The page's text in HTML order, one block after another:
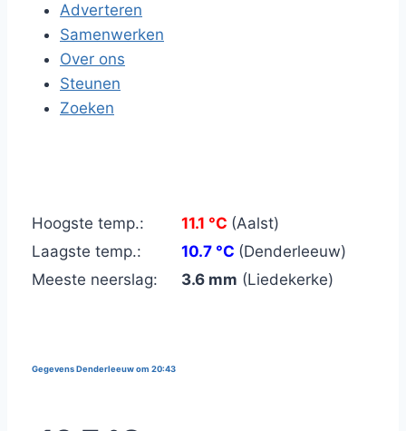
Adverteren
Samenwerken
Over ons
Steunen
Zoeken
Hoogste temp.: 11.1 °C (Aalst)
Laagste temp.:
10.7 °C (Denderleeuw)
Meeste neerslag:
3.6 mm (Liedekerke)
Gegevens Denderleeuw om 20:43